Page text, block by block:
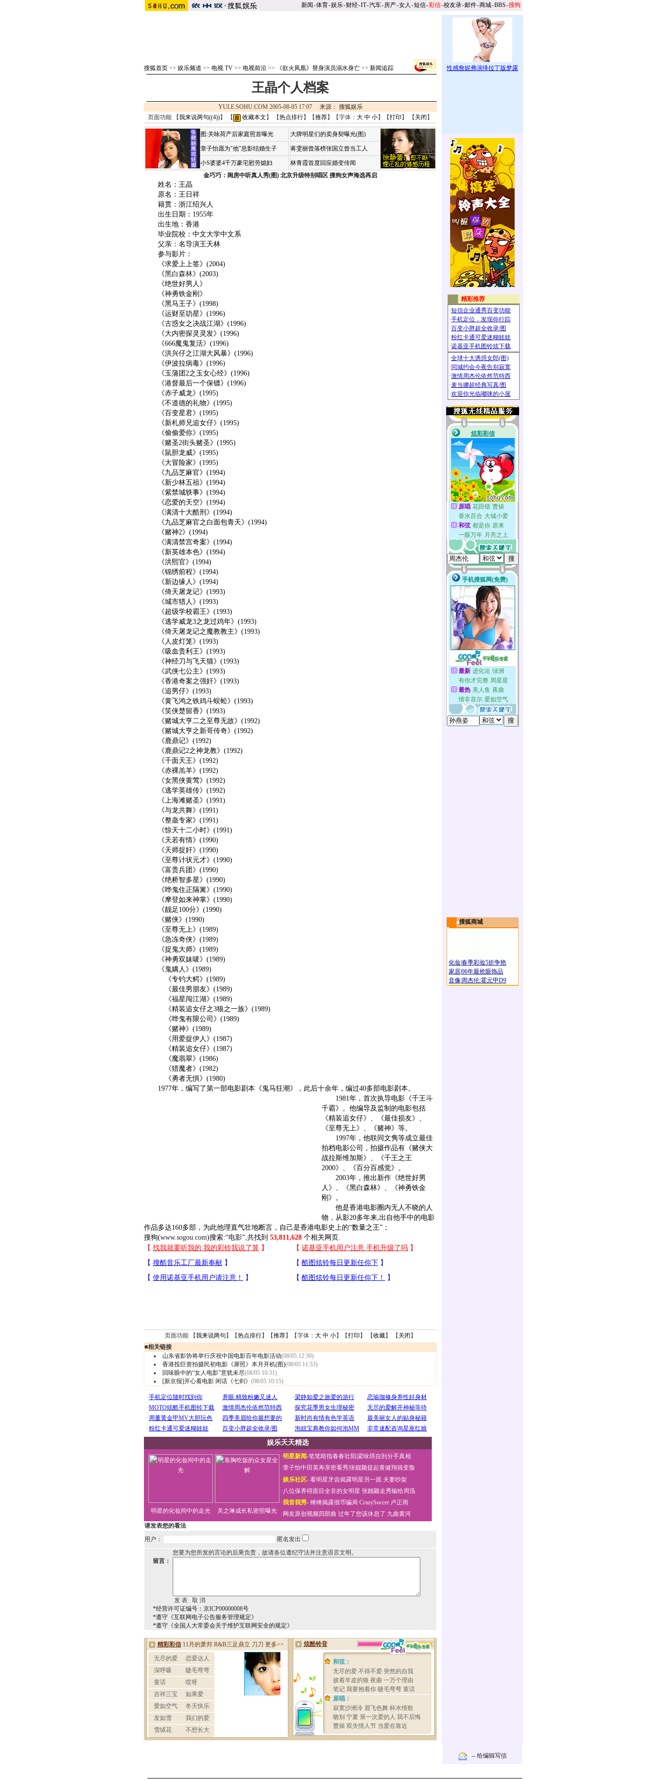
新闻-体育-娱乐-财经-IT-汽车-房产-女人 -短信-彩信-校友录-邮件-商城-BBS-搜狗
搜狐首页 >> 娱乐频道 >> 电视 TV >> 电视前沿 >> 《欲火凤凰》替身演员溺水身亡 >> 新闻追踪
王晶个人档案
YULE.SOHU.COM 2005-08-05 17:07 来源： 搜狐娱乐
页面功能 【我来说两句((4))】 【 收藏本文 】 【热点排行】【推荐】【字体： 大 中 小】【打印 】 【 关闭 】
图:关咏荷产后家庭照首曝光
章子怡愿为"他"息影结婚生子
小S婆婆4千万豪宅慰劳媳妇
大牌明星们的卖身契曝光(图)
蒋雯丽曾落榜张国立曾当工人
林青霞首度回应婚变传闻
金巧巧：闺房中听真人秀(图) 北京升级特别唱区 搜狗女声海选再启
姓名：王晶
原名：王日祥
籍贯：浙江绍兴人
出生日期：1955年
出生地：香港
毕业院校：中文大学中文系
父亲：名导演王天林
参与影片：
《求爱上上签》(2004)
《黑白森林》(2003)
《绝世好男人》
《神勇铁金刚》
《黑马王子》(1998)
《运财至叻星》(1996)
《古惑女之决战江湖》(1996)
《大内密探灵灵发》(1996)
《666魔鬼复活》(1996)
《洪兴仔之江湖大风暴》(1996)
《伊波拉病毒》(1996)
《玉蒲团2之玉女心经》(1996)
《港督最后一个保镖》(1996)
《赤子威龙》(1995)
《不道德的礼物》(1995)
《百变星君》(1995)
《新札师兄追女仔》(1995)
《偷偷爱你》(1995)
《赌圣2街头赌圣》(1995)
《鼠胆龙威》(1995)
《大冒险家》(1995)
《九品芝麻官》(1994)
《新少林五祖》(1994)
《紫禁城轶事》(1994)
《恋爱的天空》(1994)
《满清十大酷刑》(1994)
《九品芝麻官之白面包青天》(1994)
《赌神2》(1994)
《满清禁宫奇案》(1994)
《新英雄本色》(1994)
《洪熙官》(1994)
《锦绣前程》(1994)
《新边缘人》(1994)
《倚天屠龙记》(1993)
《城市猎人》(1993)
《超级学校霸王》(1993)
《逃学威龙3之龙过鸡年》(1993)
《倚天屠龙记之魔教教主》(1993)
《人皮灯笼》(1993)
《吸血贵利王》(1993)
《神经刀与飞天猫》(1993)
《武侠七公主》(1993)
《香港奇案之强奸》(1993)
《追男仔》(1993)
《黄飞鸿之铁鸡斗蜈蚣》(1993)
《笑侠楚留香》(1993)
《赌城大亨二之至尊无故》(1992)
《赌城大亨之新哥传奇》(1992)
《鹿鼎记》(1992)
《鹿鼎记2之神龙教》(1992)
《千面天王》(1992)
《赤裸羔羊》(1992)
《女黑侠黄莺》(1992)
《逃学英雄传》(1992)
《上海滩赌圣》(1991)
《与龙共舞》(1991)
《整蛊专家》(1991)
《惊天十二小时》(1991)
《天若有情》(1990)
《天师捉奸》(1990)
《至尊计状元才》(1990)
《富贵兵团》(1990)
《绝桥智多星》(1990)
《哗鬼住正隔篱》(1990)
《摩登如来神掌》(1990)
《靓足100分》(1990)
《赌侠》(1990)
《至尊无上》(1989)
《急冻奇侠》(1989)
《捉鬼大师》(1989)
《神勇双妹唛》(1989)
《鬼媾人》(1989)
《专钓大鳄》(1989)
《最佳男朋友》(1989)
《福星闯江湖》(1989)
《精装追女仔之3狼之一族》(1989)
《哗鬼有限公司》(1989)
《赌神》(1989)
《用爱捉伊人》(1987)
《精装追女仔》(1987)
《魔翡翠》(1986)
《猎魔者》(1982)
《勇者无惧》(1980)
1977年，编写了第一部电影剧本《鬼马狂潮》，此后十余年，编过40多部电影剧本。
1981年，首次执导电影《千王斗
千霸》。他编导及监制的电影包括
《精装追女仔》、《最佳损友》、
《至尊无上》、《赌神》等。
1997年，他联同文隽等成立最佳
拍档电影公司，拍摄作品有《赌侠大
战拉斯维加斯》、《千王之王
2000》、《百分百感觉》。
2003年，推出新作《绝世好男
人》、《黑白森林》、《神勇铁金
刚》。
他是香港电影圈内无人不晓的人
物，从影20多年来,出自他手中的电影
作品多达160多部，为此他理直气壮地断言，自己是香港电影史上的“数量之王”；
搜狗(www.sogou.com)搜索:“电影”,共找到 53,811,628 个相关网页.
页面功能 【我来说两句 】【热点排行】【推荐】【字体： 大 中 小】【打印 】 【收藏】 【 关闭 】
■相关链接
山东省影协将举行庆祝中国电影百年电影活动(08/05 12:30)
香港投巨资拍摄民初电影《犀照》本月开机(图)(08/05 11:53)
回味眼中的“女人电影”意犹未尽(08/05 10:31)
[新京报]开心看电影 闲话《七剑》 (08/05 10:15)
娱乐天天精选
明星的化妆间中的走光 关之琳成长私密照曝光
·明星新闻-笔笔暗指春春壮阳 梁咏琪自剖分手真相
·章子怡中田英寿亲密看秀张靓颖提起黄健翔就变脸
·娱乐社区- 看明星牙齿揭露明星另一面 夫妻吵架
·八位保养得面目全非的女明星 张靓颖走秀输给周迅
·我音我秀- 锵锵揭露假币骗局 CrazySoccer 卢正雨
· 网友原创视频四部曲 过年了您该休息了 九曲黄河
请发表您的看法
用户：
匿名发出
您要为您所发的言论的后果负责，故请各位遵纪守法并注意语言文明。
留言：
*经营许可证编号：京ICP00000008号
*遵守《互联网电子公告服务管理规定》
*遵守《全国人大常委会关于维护互联网安全的规定》
搜狐商城
化妆春季彩妆5折争艳
家居06年最抢眼饰品
音像 周杰伦:霍元甲D9
-- 给编辑写信